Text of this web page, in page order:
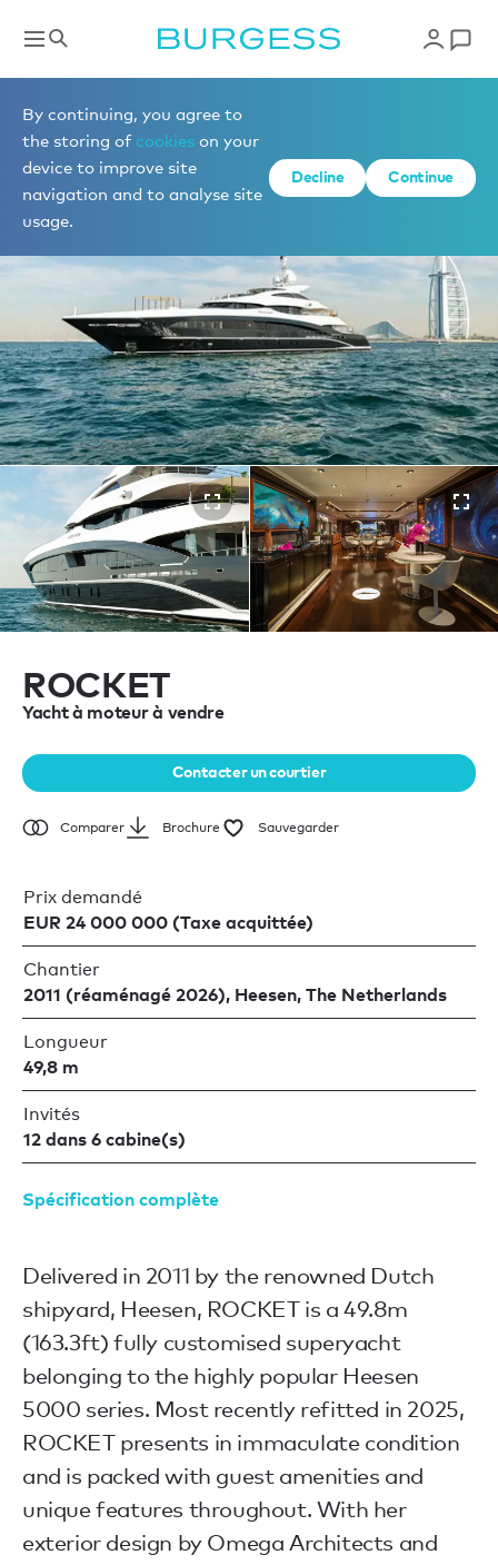
By continuing, you agree to
the storing of cookies on your
device to improve site
navigation and to analyse site
usage.
Decline Continue
Yachts à la vente
1 de 31 photos
ROCKET
Yacht à moteur à vendre
Contacter un courtier
Comparer Brochure Sauvegarder
Prix demandé
EUR 24 000 000 (Taxe acquittée)
Chantier
2011 (réaménagé 2026), Heesen, The Netherlands
Longueur
49,8 m
Invités
12 dans 6 cabine(s)
Spécification complète
Delivered in 2011 by the renowned Dutch
shipyard, Heesen, ROCKET is a 49.8m
(163.3ft) fully customised superyacht
belonging to the highly popular Heesen
5000 series. Most recently refitted in 2025,
ROCKET presents in immaculate condition
and is packed with guest amenities and
unique features throughout. With her
exterior design by Omega Architects and